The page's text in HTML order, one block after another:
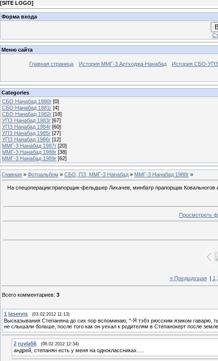
[SITE LOGO]
Форма входа
Меню сайта
Главная страница История ММГ-3 Артходжа-Нанабад История СБО-УПЗ
Categories
СБО Нанабад 1980г [0]
СБО Нанабад 1981г [4]
СБО Нанабад 1982г [18]
УПЗ Нанабад 1983г [67]
УПЗ Нанабад 1984г [60]
УПЗ Нанабад 1985г [27]
УПЗ Нанабад 1986г [12]
ММГ-3 Нанабад 1987г [20]
ММГ-3 Нанабад 1988г [38]
ММГ-3 Нанабад 1989г [62]
Главная » Фотоальбом » СБО, ПЗ, ММГ-3 Нанабад » ММГ-3 Нанабад 1988г »
На спецоперации:прапорщик-фельдшер Лихачев, минбатр прапорщик
Просмотреть
« Предыдущая| 1
Всего комментариев: 3
1 laservis (03.02.2012 11:13)
Высказывания Степаняна до сих пор вспоминаю, "-Я тэбэ рюсским язиком гаварю,
не слышали больше, после того как он уехал к родителям в Степанокерт после
2 ruvla56 (06.02.2012 12:34)
андрей, степанян есть у меня на одноклассниках.....